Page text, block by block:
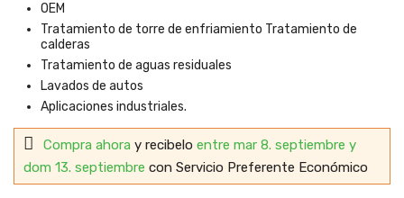
OEM
Tratamiento de torre de enfriamiento Tratamiento de
calderas
Tratamiento de aguas residuales
Lavados de autos
Aplicaciones industriales.
Compra ahora y recibelo entre mar 8. septiembre y
dom 13. septiembre con Servicio Preferente Económico